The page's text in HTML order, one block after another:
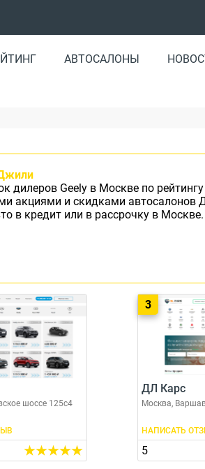
АВТОСАЛОНЫ
дилеров Geely в Москве по
акциями и скидками
в кредит или в рассрочку в Москве.
шоссе 125с4
3
ДЛ Карс
Москва,
НАПИСАТЬ
5